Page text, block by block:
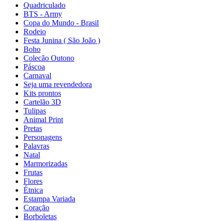
Quadriculado
BTS - Army
Copa do Mundo - Brasil
Rodeio
Festa Junina ( São João )
Boho
Colecão Outono
Páscoa
Carnaval
Seja uma revendedora
Kits prontos
Cartelão 3D
Tulipas
Animal Print
Pretas
Personagens
Palavras
Natal
Marmorizadas
Frutas
Flores
Étnica
Estampa Variada
Coração
Borboletas